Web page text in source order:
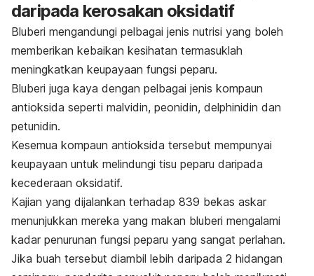
daripada kerosakan oksidatif
Bluberi mengandungi pelbagai jenis nutrisi yang boleh
memberikan kebaikan kesihatan termasuklah
meningkatkan keupayaan fungsi peparu.
Bluberi juga kaya dengan pelbagai jenis kompaun
antioksida seperti malvidin, peonidin, delphinidin dan
petunidin.
Kesemua kompaun antioksida tersebut mempunyai
keupayaan untuk melindungi tisu peparu daripada
kecederaan oksidatif.
Kajian yang dijalankan terhadap 839 bekas askar
menunjukkan mereka yang makan bluberi mengalami
kadar penurunan fungsi peparu yang sangat perlahan.
Jika buah tersebut diambil lebih daripada 2 hidangan